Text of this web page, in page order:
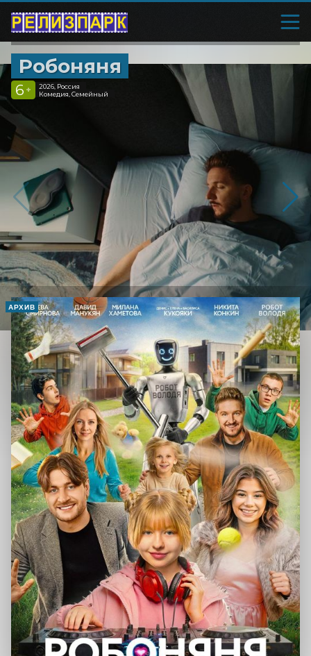
Робоняня
6 +
2026, Россия
Комедия, Семейный
АРХИВ